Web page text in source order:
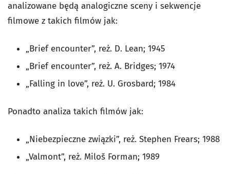
analizowane będą analogiczne sceny i sekwencje
filmowe z takich filmów jak:
„Brief encounter”, reż. D. Lean; 1945
„Brief encounter”, reż. A. Bridges; 1974
„Falling in love”, reż. U. Grosbard; 1984
Ponadto analiza takich filmów jak:
„Niebezpieczne związki”, reż. Stephen Frears; 1988
„Valmont”, reż. Miloš Forman; 1989